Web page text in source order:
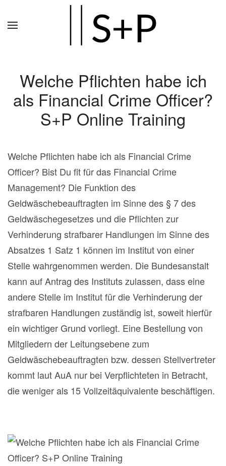
Welche Pflichten habe ich
als Financial Crime Officer?
S+P Online Training
Welche Pflichten habe ich als Financial Crime
Officer? Bist Du fit für das Financial Crime
Management? Die Funktion des
Geldwäschebeauftragten im Sinne des § 7 des
Geldwäschegesetzes und die Pflichten zur
Verhinderung strafbarer Handlungen im Sinne des
Absatzes 1 Satz 1 können im Institut von einer
Stelle wahrgenommen werden. Die Bundesanstalt
kann auf Antrag des Instituts zulassen, dass eine
andere Stelle im Institut für die Verhinderung der
strafbaren Handlungen zuständig ist, soweit hierfür
ein wichtiger Grund vorliegt. Eine Bestellung von
Mitgliedern der Leitungsebene zum
Geldwäschebeauftragten bzw. dessen Stellvertreter
kommt laut AuA nur bei Verpflichteten in Betracht,
die weniger als 15 Vollzeitäquivalente beschäftigen.